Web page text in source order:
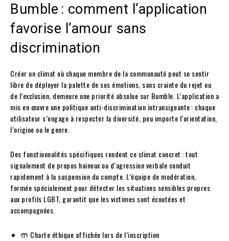
Bumble : comment l’application
favorise l’amour sans
discrimination
Créer un climat où chaque membre de la communauté peut se sentir
libre de déployer la palette de ses émotions, sans crainte du rejet ou
de l’exclusion, demeure une priorité absolue sur Bumble. L’application a
mis en œuvre une politique anti-discrimination intransigeante : chaque
utilisateur s’engage à respecter la diversité, peu importe l’orientation,
l’origine ou le genre.
Des fonctionnalités spécifiques rendent ce climat concret : tout
signalement de propos haineux ou d’agression verbale conduit
rapidement à la suspension du compte. L’équipe de modération,
formée spécialement pour détecter les situations sensibles propres
aux profils LGBT, garantit que les victimes sont écoutées et
accompagnées.
🤲 Charte éthique affichée lors de l’inscription